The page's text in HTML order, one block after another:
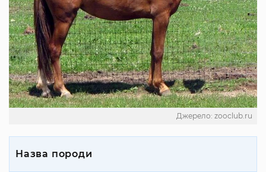
Джерело: zooclub.ru
Назва породи